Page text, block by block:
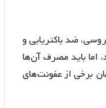
ضد باکتریایی و
اما باید مصرف آن‌ها
برخی از عفونت‌های